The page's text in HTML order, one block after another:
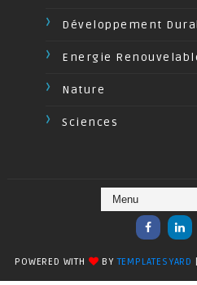
Développement
Energie
Nature
Sciences
POWERED WITH BYTEMPLATESYARD